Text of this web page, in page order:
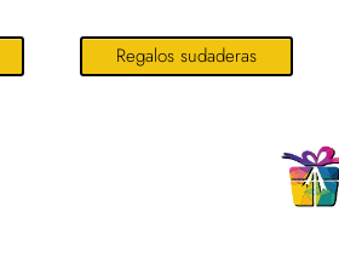
Regalos sudaderas